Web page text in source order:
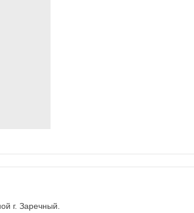
г. Заречный.